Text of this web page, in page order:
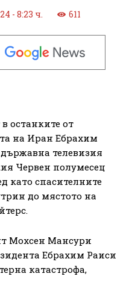
- 8:23 ч. 611
останките от
на Иран Ебрахим
телевизия
Червен полумесец
като спасителните
до мястото на
Мохсен Мансури
Ебрахим Раиси
катастрофа,